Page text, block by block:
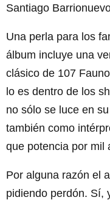
Santiago
Una perla para los
álbum incluye una
clásico de 107
lo es dentro de los
no sólo se luce en
también como
que potencia por mil
Por alguna razón el
pidiendo perdón. Sí,